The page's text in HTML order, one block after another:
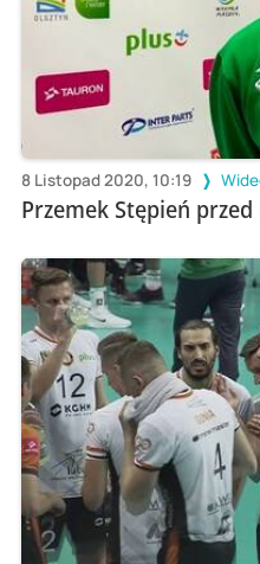
8 Listopad 2020, 10:19
Przemek Stępień